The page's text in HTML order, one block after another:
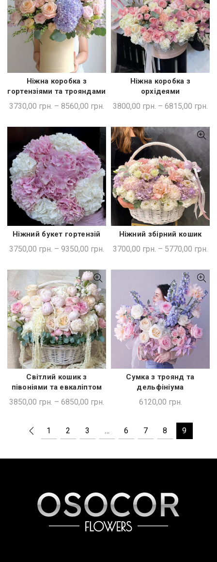
ШВИДКА ПОКУПКА
Ніжна коробка з
гортензіями та трояндами
3730,00 грн. – 8560,00 грн.
ШВИДКА ПОКУПКА
Ніжна коробка з
орхідеями
3800,00 грн. – 6815,00 грн.
ШВИДКА ПОКУПКА
Ніжний букет гортензій
3750,00 грн. – 9350,00 грн.
ШВИДКА ПОКУПКА
Ніжний збірний кошик
3700,00 грн. – 5770,00 грн.
ШВИДКА ПОКУПКА
Світлий кошик з
півоніями та евкаліптом
3850,00 грн. – 6850,00 грн.
ДОДАТИ В КОШИК
Сумка з троянд та
дельфініума
6120,00 грн.
1 2 3 … 6 7 8 9